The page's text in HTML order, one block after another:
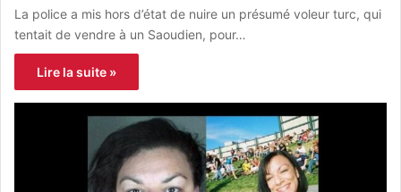
La police a mis hors d’état de nuire un présumé voleur turc, qui
tentait de vendre à un Saoudien, pour…
Lire la suite »